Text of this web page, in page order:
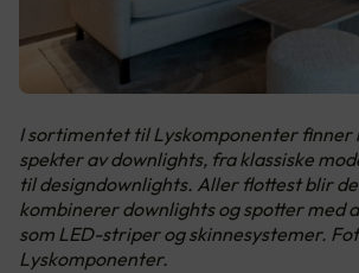
I sortimentet til Lyskomponenter finner
spekter av downlights, fra klassiske
til designdownlights. Aller flottest blir
kombinerer downlights og spotter med
som LED-striper og skinnesystemer.
Lyskomponenter.